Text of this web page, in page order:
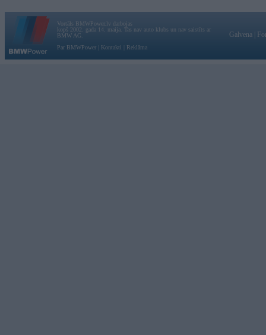
Vortāls BMWPower.lv darbojas
kopš 2002. gada 14. maija. Tas nav auto klubs un nav saistīts ar
BMW AG.
Par BMWPower
Kontakti Reklāma
Galvena